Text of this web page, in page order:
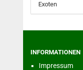
Exoten
INFORMATIONEN
Impressum